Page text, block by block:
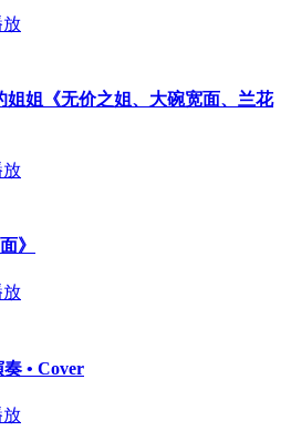
放
姐姐《无价之姐、大碗宽面、兰花
放
》
放
• Cover
放